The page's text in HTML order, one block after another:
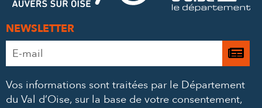
NEWSLETTER
Adresse
e-
*
Je
à
Vos informations sont traitées par le Département
du Val d’Oise, sur la base de votre consentement,